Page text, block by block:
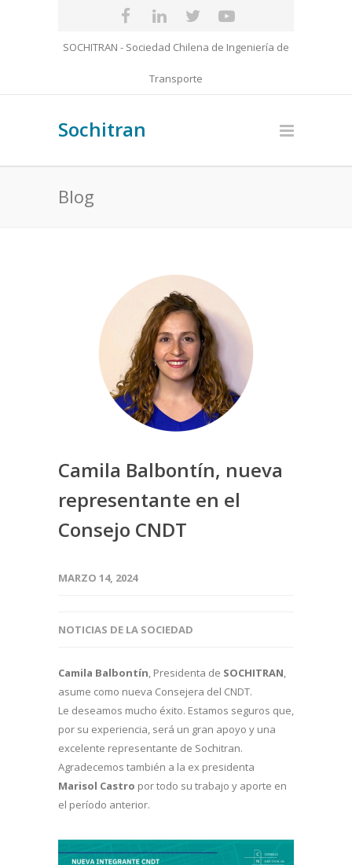
SOCHITRAN - Sociedad Chilena de Ingeniería de
Transporte
Sochitran
Blog
Camila Balbontín, nueva
representante en el
Consejo CNDT
MARZO 14, 2024
NOTICIAS DE LA SOCIEDAD
Camila Balbontín, Presidenta de SOCHITRAN,
asume como nueva Consejera del CNDT.
Le deseamos mucho éxito. Estamos seguros que,
por su experiencia, será un gran apoyo y una
excelente representante de Sochitran.
Agradecemos también a la ex presidenta
Marisol Castro por todo su trabajo y aporte en
el período anterior.